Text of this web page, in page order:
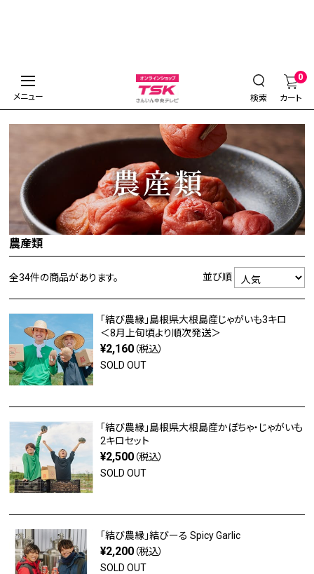
検索 カート
0
メニュー
農産類
全34件の商品があります。 並び順
「結び農縁」島根県大根島産じゃがいも3キロ
＜8月上旬頃より順次発送＞
¥2,160 （税込）
SOLD OUT
「結び農縁」島根県大根島産かぼちゃ・じゃがいも
2キロセット
¥2,500 （税込）
SOLD OUT
「結び農縁」結びーる Spicy Garlic
¥2,200 （税込）
SOLD OUT